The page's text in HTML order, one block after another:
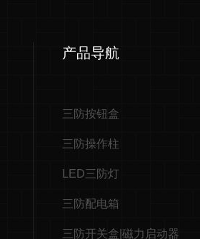
产品导航
三防按钮盒
三防操作柱
LED三防灯
三防配电箱
三防开关盒|磁力启动器